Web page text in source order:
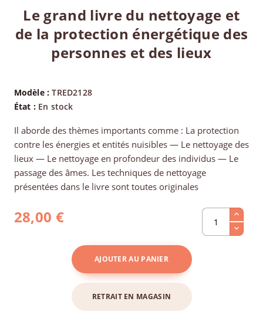
Le grand livre du nettoyage et
de la protection énergétique des
personnes et des lieux
Modèle :TRED2128
État : En stock
Il aborde des thèmes importants comme : La protection
contre les énergies et entités nuisibles — Le nettoyage des
lieux — Le nettoyage en profondeur des individus — Le
passage des âmes. Les techniques de nettoyage
présentées dans le livre sont toutes originales
28,00 €
AJOUTER AU PANIER
RETRAIT EN MAGASIN